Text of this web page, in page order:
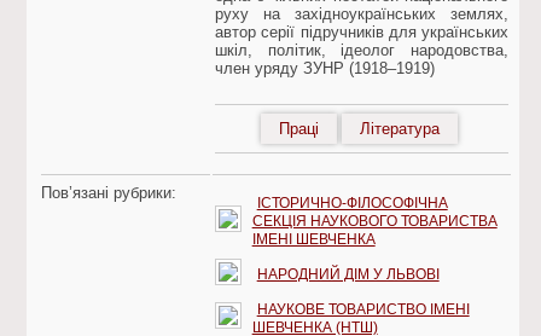
руху на західноукраїнських землях,
автор серії підручників для українських
шкіл, політик, ідеолог народовства,
член уряду ЗУНР (1918–1919)
Праці Література
Пов’язані рубрики:
ІСТОРИЧНО-ФІЛОСОФІЧНА
СЕКЦІЯ НАУКОВОГО ТОВАРИСТВА
ІМЕНІ ШЕВЧЕНКА
НАРОДНИЙ ДІМ У ЛЬВОВІ
НАУКОВЕ ТОВАРИСТВО ІМЕНІ
ШЕВЧЕНКА (НТШ)